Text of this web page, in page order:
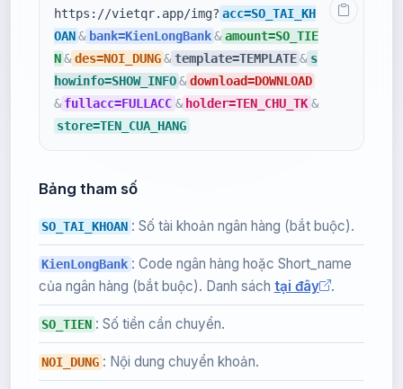
https://vietqr.app/img? acc=SO_TAI_KH
OAN & bank=KienLongBank & amount=SO_TIE
N & des=NOI_DUNG & template=TEMPLATE & s
howinfo=SHOW_INFO & download=DOWNLOAD
& fullacc=FULLACC & holder=TEN_CHU_TK &
store=TEN_CUA_HANG
Bảng tham số
SO_TAI_KHOAN : Số tài khoản ngân hàng (bắt buộc).
KienLongBank : Code ngân hàng hoặc Short_name
của ngân hàng (bắt buộc). Danh sách tại đây .
SO_TIEN : Số tiền cần chuyển.
NOI_DUNG : Nội dung chuyển khoản.